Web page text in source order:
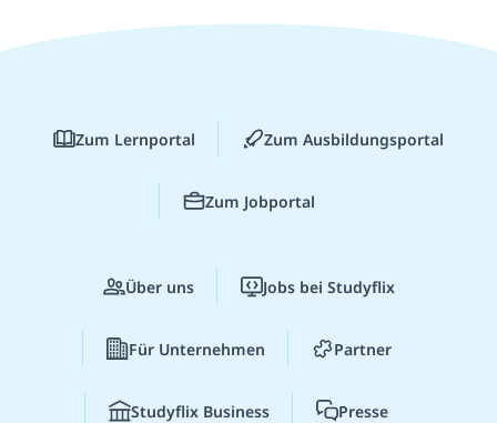
Zum Lernportal Zum Ausbildungsportal
Zum Jobportal
Über uns Jobs bei Studyflix
Für Unternehmen Partner
Studyflix Business Presse